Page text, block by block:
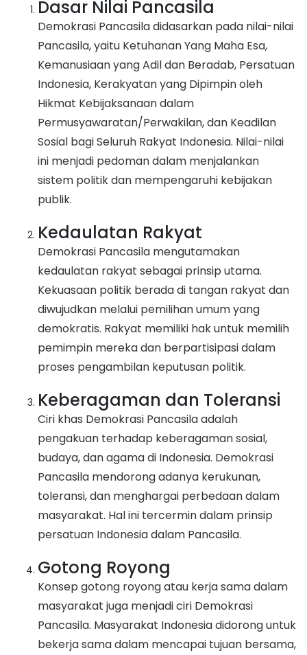
Dasar Nilai Pancasila
Demokrasi Pancasila didasarkan pada nilai-nilai
Pancasila, yaitu Ketuhanan Yang Maha Esa,
Kemanusiaan yang Adil dan Beradab, Persatuan
Indonesia, Kerakyatan yang Dipimpin oleh
Hikmat Kebijaksanaan dalam
Permusyawaratan/Perwakilan, dan Keadilan
Sosial bagi Seluruh Rakyat Indonesia. Nilai-nilai
ini menjadi pedoman dalam menjalankan
sistem politik dan mempengaruhi kebijakan
publik.
Kedaulatan Rakyat
Demokrasi Pancasila mengutamakan
kedaulatan rakyat sebagai prinsip utama.
Kekuasaan politik berada di tangan rakyat dan
diwujudkan melalui pemilihan umum yang
demokratis. Rakyat memiliki hak untuk memilih
pemimpin mereka dan berpartisipasi dalam
proses pengambilan keputusan politik.
Keberagaman dan Toleransi
Ciri khas Demokrasi Pancasila adalah
pengakuan terhadap keberagaman sosial,
budaya, dan agama di Indonesia. Demokrasi
Pancasila mendorong adanya kerukunan,
toleransi, dan menghargai perbedaan dalam
masyarakat. Hal ini tercermin dalam prinsip
persatuan Indonesia dalam Pancasila.
Gotong Royong
Konsep gotong royong atau kerja sama dalam
masyarakat juga menjadi ciri Demokrasi
Pancasila. Masyarakat Indonesia didorong untuk
bekerja sama dalam mencapai tujuan bersama,